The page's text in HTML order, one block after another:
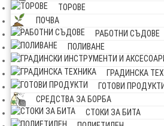
ТОРОВЕ
ПОЧВА
РАБОТНИ СЪДОВЕ
ПОЛИВАНЕ
ГРАДИНСКА
ГОТОВИ ПРОДУКТИ
СРЕДСТВА ЗА БОРБА
СТОКИ ЗА БИТА